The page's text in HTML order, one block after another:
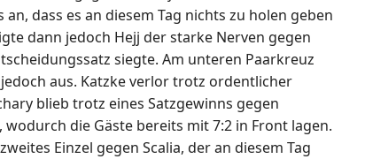
dass es an diesem Tag nichts zu holen geben
dann jedoch Hejj der starke Nerven gegen
siegte. Am unteren Paarkreuz
aus. Katzke verlor trotz ordentlicher
blieb trotz eines Satzgewinns gegen
wodurch die Gäste bereits mit 7:2 in Front lagen.
Einzel gegen Scalia, der an diesem Tag